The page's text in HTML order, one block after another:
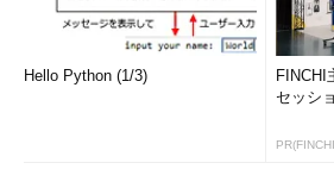
Hello Python (1/3)
FINCHI
セッシ